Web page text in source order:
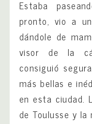
Estaba
pronto, vio a
dándole de
visor de la
consiguió
más bellas e
en esta ciudad.
de Toulusse y